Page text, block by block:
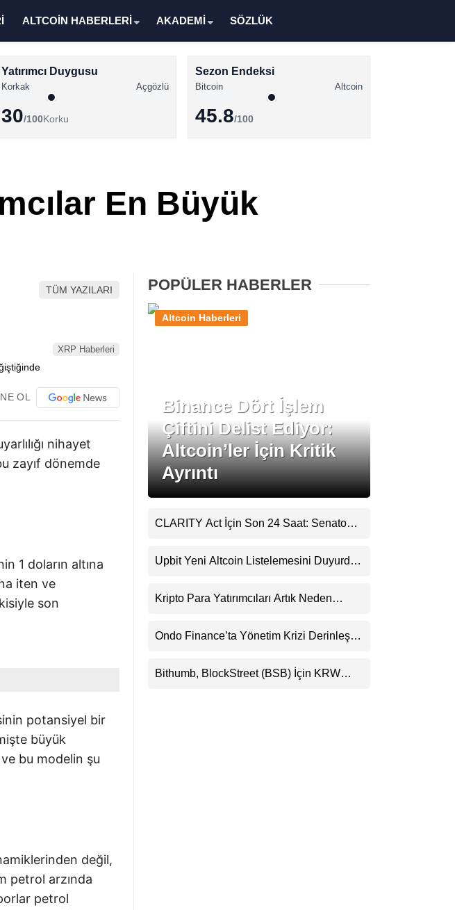
XRP Haberleri
LinkedIn
Telegram
ALTCOİN HABERLERİ AKADEMİ SÖZLÜK
Yatırımcı Duygusu
Korkak Açgözlü
30/100Korku
Sezon Endeksi
Bitcoin Altcoin
45.8/100
En Büyük
TÜM YAZILARI
XRP Haberleri
OL
nihayet
zayıf dönemde
1 doların altına
iten ve
son
potansiyel bir
büyük
bu modelin şu
değil,
petrol arzında
petrol
POPÜLER HABERLER
Binance Dört İşlem
Çiftini Delist Ediyor:
Altcoin’ler İçin Kritik
Ayrıntı
Altcoin Haberleri
CLARITY Act İçin Son 24 Saat: Senato
Beklentisini Bozabilir
Upbit Yeni Altcoin Listelemesini Duyurdu:
Görecek
Kripto Para Yatırımcıları Artık Neden
Ondo Finance’ta Yönetim Krizi Derinleşti:
Kontrolü Mahkemeye Taşındı
Bithumb, BlockStreet (BSB) İçin KRW